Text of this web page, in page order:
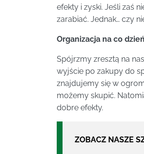
efekty i zyski. Jeśli zaś
zarabiać. Jednak… czy
Organizacja na co dzień
Spójrzmy zresztą na
wyjście po zakupy do
znajdujemy się w
możemy skupić.
dobre efekty.
ZOBACZ NASZE